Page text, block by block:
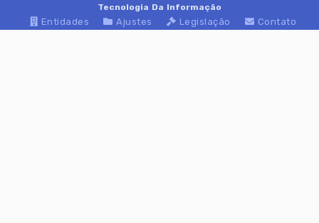
Tecnologia Da Informação
Entidades Ajustes Legislação Contato